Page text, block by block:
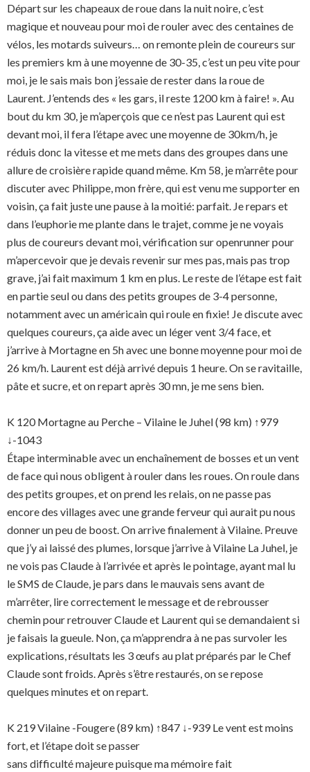
Départ sur les chapeaux de roue dans la nuit noire, c’est
magique et nouveau pour moi de rouler avec des centaines de
vélos, les motards suiveurs… on remonte plein de coureurs sur
les premiers km à une moyenne de 30-35, c’est un peu vite pour
moi, je le sais mais bon j’essaie de rester dans la roue de
Laurent. J’entends des « les gars, il reste 1200 km à faire! ». Au
bout du km 30, je m’aperçois que ce n’est pas Laurent qui est
devant moi, il fera l’étape avec une moyenne de 30km/h, je
réduis donc la vitesse et me mets dans des groupes dans une
allure de croisière rapide quand même. Km 58, je m’arrête pour
discuter avec Philippe, mon frère, qui est venu me supporter en
voisin, ça fait juste une pause à la moitié: parfait. Je repars et
dans l’euphorie me plante dans le trajet, comme je ne voyais
plus de coureurs devant moi, vérification sur openrunner pour
m’apercevoir que je devais revenir sur mes pas, mais pas trop
grave, j’ai fait maximum 1 km en plus. Le reste de l’étape est fait
en partie seul ou dans des petits groupes de 3-4 personne,
notamment avec un américain qui roule en fixie! Je discute avec
quelques coureurs, ça aide avec un léger vent 3/4 face, et
j’arrive à Mortagne en 5h avec une bonne moyenne pour moi de
26 km/h. Laurent est déjà arrivé depuis 1 heure. On se ravitaille,
pâte et sucre, et on repart après 30 mn, je me sens bien.
K 120 Mortagne au Perche – Vilaine le Juhel (98 km) ↑979
↓-1043
Étape interminable avec un enchaînement de bosses et un vent
de face qui nous obligent à rouler dans les roues. On roule dans
des petits groupes, et on prend les relais, on ne passe pas
encore des villages avec une grande ferveur qui aurait pu nous
donner un peu de boost. On arrive finalement à Vilaine. Preuve
que j’y ai laissé des plumes, lorsque j’arrive à Vilaine La Juhel, je
ne vois pas Claude à l’arrivée et après le pointage, ayant mal lu
le SMS de Claude, je pars dans le mauvais sens avant de
m’arrêter, lire correctement le message et de rebrousser
chemin pour retrouver Claude et Laurent qui se demandaient si
je faisais la gueule. Non, ça m’apprendra à ne pas survoler les
explications, résultats les 3 œufs au plat préparés par le Chef
Claude sont froids. Après s’être restaurés, on se repose
quelques minutes et on repart.
K 219 Vilaine -Fougere (89 km) ↑847 ↓-939 Le vent est moins
fort, et l’étape doit se passer
sans difficulté majeure puisque ma mémoire fait